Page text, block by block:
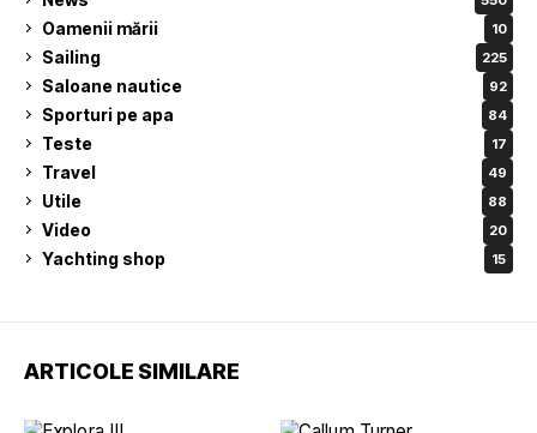
Oamenii mării 10
Sailing 225
Saloane nautice 92
Sporturi pe apa 84
Teste 17
Travel 49
Utile 88
Video 20
Yachting shop 15
ARTICOLE SIMILARE